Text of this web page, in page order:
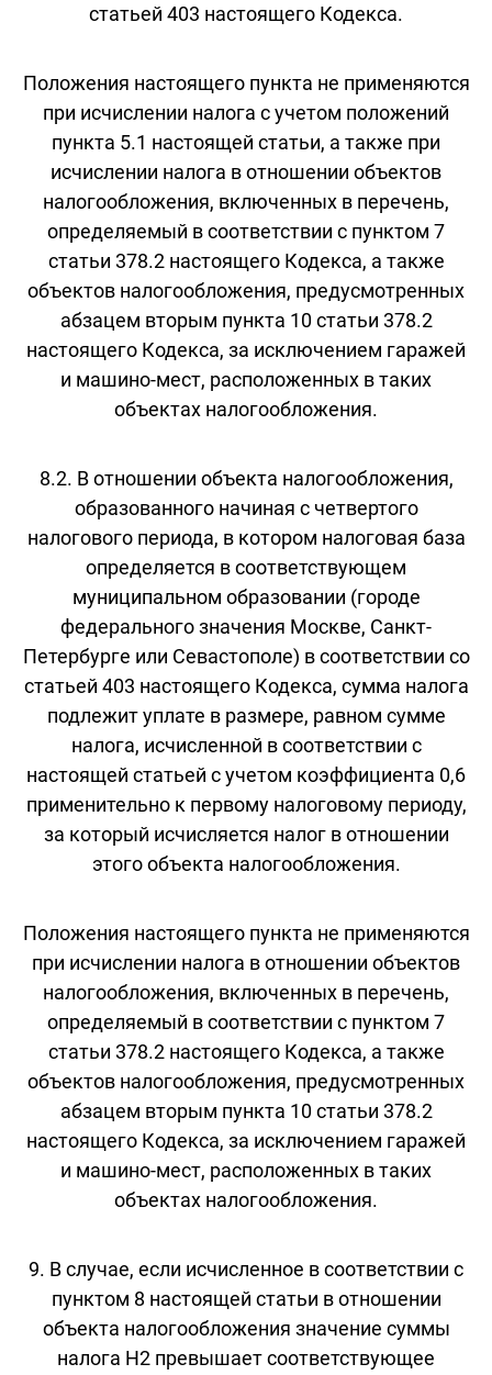
статьей 403 настоящего Кодекса.
Положения настоящего пункта не применяются
при исчислении налога с учетом положений
пункта 5.1 настоящей статьи, а также при
исчислении налога в отношении объектов
налогообложения, включенных в перечень,
определяемый в соответствии с пунктом 7
статьи 378.2 настоящего Кодекса, а также
объектов налогообложения, предусмотренных
абзацем вторым пункта 10 статьи 378.2
настоящего Кодекса, за исключением гаражей
и машино-мест, расположенных в таких
объектах налогообложения.
8.2. В отношении объекта налогообложения,
образованного начиная с четвертого
налогового периода, в котором налоговая база
определяется в соответствующем
муниципальном образовании (городе
федерального значения Москве, Санкт-
Петербурге или Севастополе) в соответствии со
статьей 403 настоящего Кодекса, сумма налога
подлежит уплате в размере, равном сумме
налога, исчисленной в соответствии с
настоящей статьей с учетом коэффициента 0,6
применительно к первому налоговому периоду,
за который исчисляется налог в отношении
этого объекта налогообложения.
Положения настоящего пункта не применяются
при исчислении налога в отношении объектов
налогообложения, включенных в перечень,
определяемый в соответствии с пунктом 7
статьи 378.2 настоящего Кодекса, а также
объектов налогообложения, предусмотренных
абзацем вторым пункта 10 статьи 378.2
настоящего Кодекса, за исключением гаражей
и машино-мест, расположенных в таких
объектах налогообложения.
9. В случае, если исчисленное в соответствии с
пунктом 8 настоящей статьи в отношении
объекта налогообложения значение суммы
налога Н2 превышает соответствующее